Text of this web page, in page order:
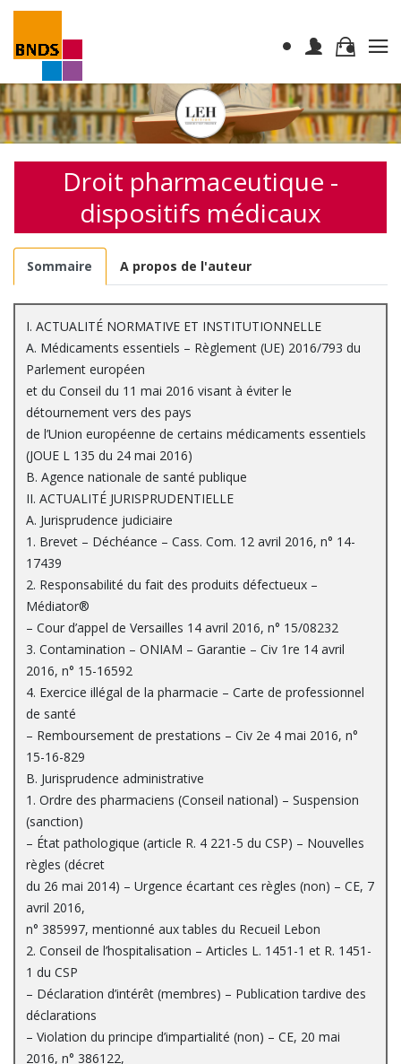
Droit pharmaceutique -
dispositifs médicaux
Sommaire A propos de l'auteur
I. ACTUALITÉ NORMATIVE ET INSTITUTIONNELLE
A. Médicaments essentiels – Règlement (UE) 2016/793 du
Parlement européen
et du Conseil du 11 mai 2016 visant à éviter le
détournement vers des pays
de l’Union européenne de certains médicaments essentiels
(JOUE L 135 du 24 mai 2016)
B. Agence nationale de santé publique
II. ACTUALITÉ JURISPRUDENTIELLE
A. Jurisprudence judiciaire
1. Brevet – Déchéance – Cass. Com. 12 avril 2016, n° 14-
17439
2. Responsabilité du fait des produits défectueux –
Médiator®
– Cour d’appel de Versailles 14 avril 2016, n° 15/08232
3. Contamination – ONIAM – Garantie – Civ 1re 14 avril
2016, n° 15-16592
4. Exercice illégal de la pharmacie – Carte de professionnel
de santé
– Remboursement de prestations – Civ 2e 4 mai 2016, n°
15-16-829
B. Jurisprudence administrative
1. Ordre des pharmaciens (Conseil national) – Suspension
(sanction)
– État pathologique (article R. 4 221-5 du CSP) – Nouvelles
règles (décret
du 26 mai 2014) – Urgence écartant ces règles (non) – CE, 7
avril 2016,
n° 385997, mentionné aux tables du Recueil Lebon
2. Conseil de l’hospitalisation – Articles L. 1451-1 et R. 1451-
1 du CSP
– Déclaration d’intérêt (membres) – Publication tardive des
déclarations
– Violation du principe d’impartialité (non) – CE, 20 mai
2016, n° 386122,